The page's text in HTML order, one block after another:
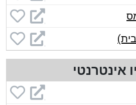
אינטרנטי